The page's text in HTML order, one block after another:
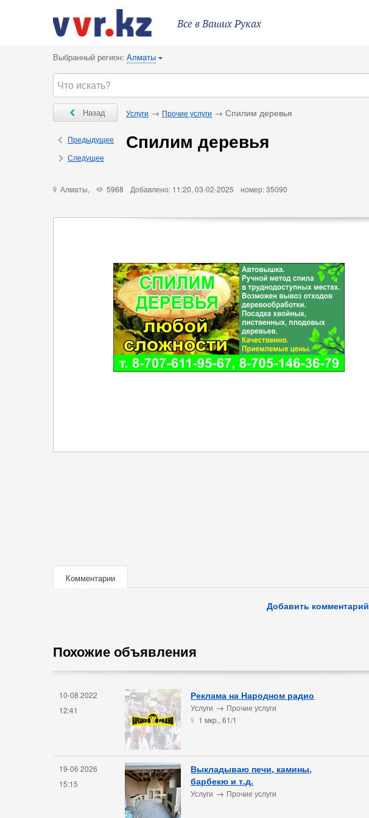
Все в Ваших Руках
Выбранный регион: Алматы {
Ô Назад Услуги → Прочие услуги → Спилим деревья
ÔПредыдущее
×Следущее
Спилим деревья
u Алматы, X 5968 Добавлено: 11:20, 03-02-2025 номер: 35090
Комментарии
Добавить комментарий
Похожие объявления
10-08 2022
12:41
Реклама на Народном радио
Услуги → Прочие услуги
u 1 мкр., 61/1
19-06 2026
15:15
Выкладываю печи, камины,
барбекю и т.д.
Услуги → Прочие услуги